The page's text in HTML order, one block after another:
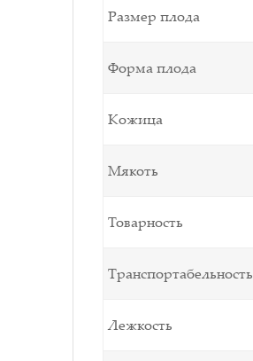
Размер плода
Форма плода
Кожица
Мякоть
Товарность
Транспортабельность
Лежкость